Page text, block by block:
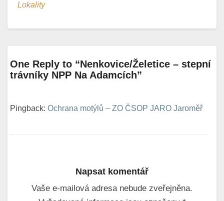
Lokality
One Reply to “Nenkovice/Želetice – stepní
trávníky NPP Na Adamcích”
Pingback: Ochrana motýlů – ZO ČSOP JARO Jaroměř
Napsat komentář
Vaše e-mailová adresa nebude zveřejněna.